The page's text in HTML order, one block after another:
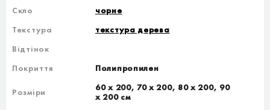
Скло
чорне
Текстура
текстура дерева
Відтінок
Покриття
Полипропилен
Розміри
60 х 200, 70 х 200, 80 х 200, 90
х 200 см